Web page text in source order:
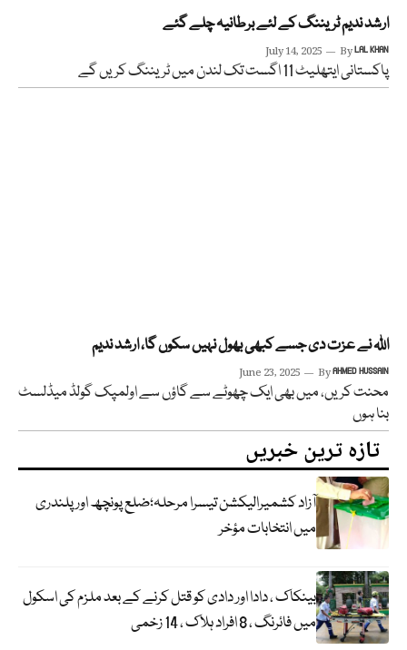
ارشد ندیم ٹریننگ کے لئے برطانیہ چلے گئے
July 14, 2025 ByLAL KHAN
پاکستانی ایتھلیٹ 11 اگست تک لندن میں ٹریننگ کریں گے
اللہ نے عزت دی جسے کبھی بھول نہیں سکوں گا، ارشد ندیم
June 23, 2025 ByAHMED HUSSAIN
محنت کریں، میں بھی ایک چھوٹے سے گاؤں سے اولمپک گولڈ میڈلسٹ
بنا ہوں
تازہ ترین خبریں
آزاد کشمیرالیکشن تیسرا مرحلہ؛ضلع پونچھ اور پلندری
میں انتخابات مؤخر
بینکاک ، دادا اور دادی کو قتل کرنے کے بعد ملزم کی اسکول
میں فائرنگ ، 8 افراد ہلاک ، 14 زخمی